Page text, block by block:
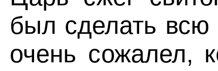
был сделать всю
очень сожалел,